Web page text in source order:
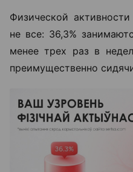
Физической
не все: 36,3%
менее трех раз в
преимущественно